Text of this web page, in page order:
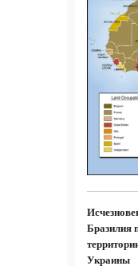
Бразилия
Украины